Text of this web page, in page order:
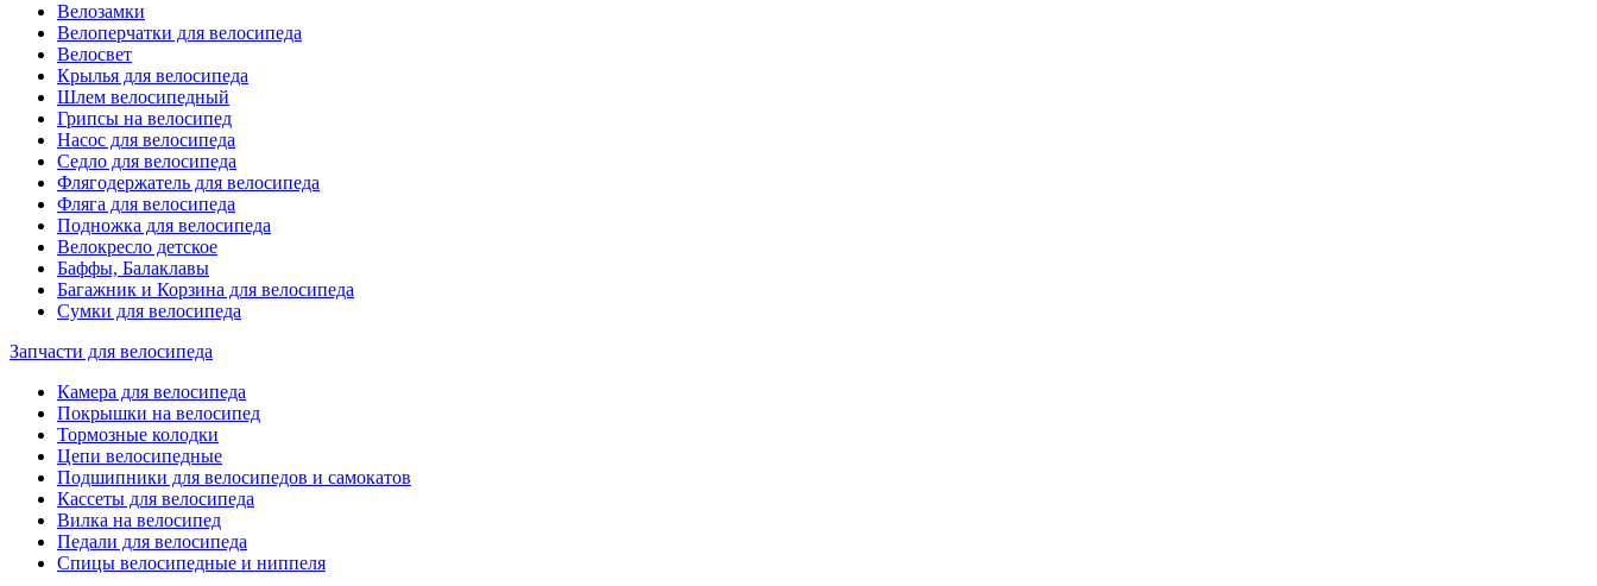
Велозамки
Велоперчатки для велосипеда
Велосвет
Крылья для велосипеда
Шлем велосипедный
Грипсы на велосипед
Насос для велосипеда
Седло для велосипеда
Флягодержатель для велосипеда
Фляга для велосипеда
Подножка для велосипеда
Велокресло детское
Баффы, Балаклавы
Багажник и Корзина для велосипеда
Cумки для велосипеда
Запчасти для велосипеда
Камера для велосипеда
Покрышки на велосипед
Тормозные колодки
Цепи велосипедные
Подшипники для велосипедов и самокатов
Кассеты для велосипеда
Вилка на велосипед
Педали для велосипеда
Спицы велосипедные и ниппеля